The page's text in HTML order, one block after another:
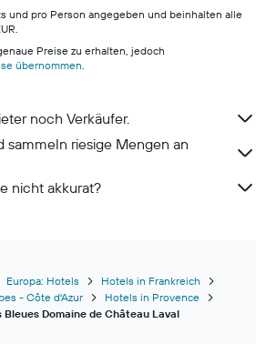
Holstein
und pro Person angegeben und beinhalten alle
Preise zu erhalten, jedoch
übernommen.
noch Verkäufer.
sammeln riesige Mengen an
nicht akkurat?
Europa: Hotels
Hotels in Frankreich
- Côte d'Azur
Hotels in Provence
Bleues Domaine de Château Laval